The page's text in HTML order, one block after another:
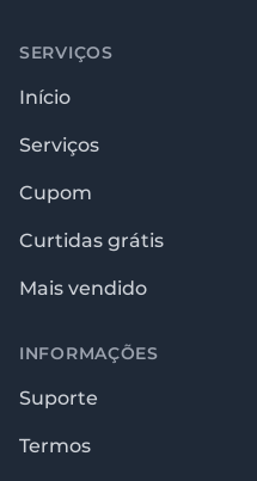
SERVIÇOS
Início
Serviços
Cupom
Curtidas grátis
Mais vendido
INFORMAÇÕES
Suporte
Termos